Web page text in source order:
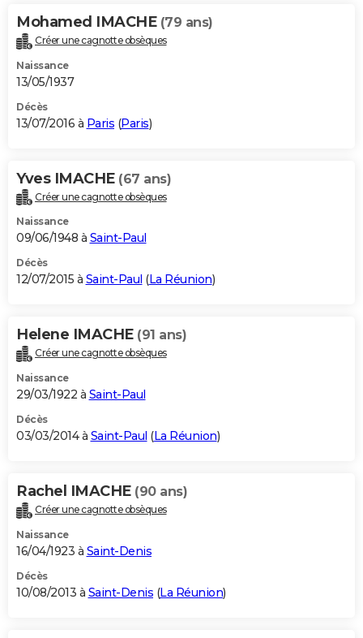
Mohamed IMACHE (79 ans)
Créer une cagnotte obsèques
Naissance
13/05/1937
Décès
13/07/2016 à Paris (Paris)
Yves IMACHE (67 ans)
Créer une cagnotte obsèques
Naissance
09/06/1948 à Saint-Paul
Décès
12/07/2015 à Saint-Paul (La Réunion)
Helene IMACHE (91 ans)
Créer une cagnotte obsèques
Naissance
29/03/1922 à Saint-Paul
Décès
03/03/2014 à Saint-Paul (La Réunion)
Rachel IMACHE (90 ans)
Créer une cagnotte obsèques
Naissance
16/04/1923 à Saint-Denis
Décès
10/08/2013 à Saint-Denis (La Réunion)